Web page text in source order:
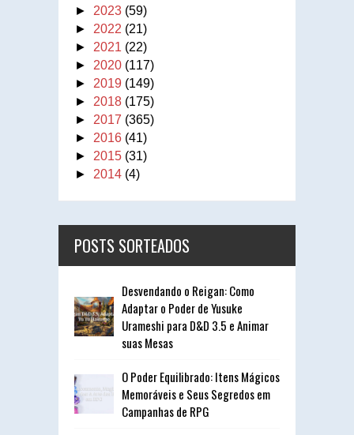
► 2023 (59)
► 2022 (21)
► 2021 (22)
► 2020 (117)
► 2019 (149)
► 2018 (175)
► 2017 (365)
► 2016 (41)
► 2015 (31)
► 2014 (4)
POSTS SORTEADOS
Desvendando o Reigan: Como
Adaptar o Poder de Yusuke
Urameshi para D&D 3.5 e Animar
suas Mesas
O Poder Equilibrado: Itens Mágicos
Memoráveis e Seus Segredos em
Campanhas de RPG